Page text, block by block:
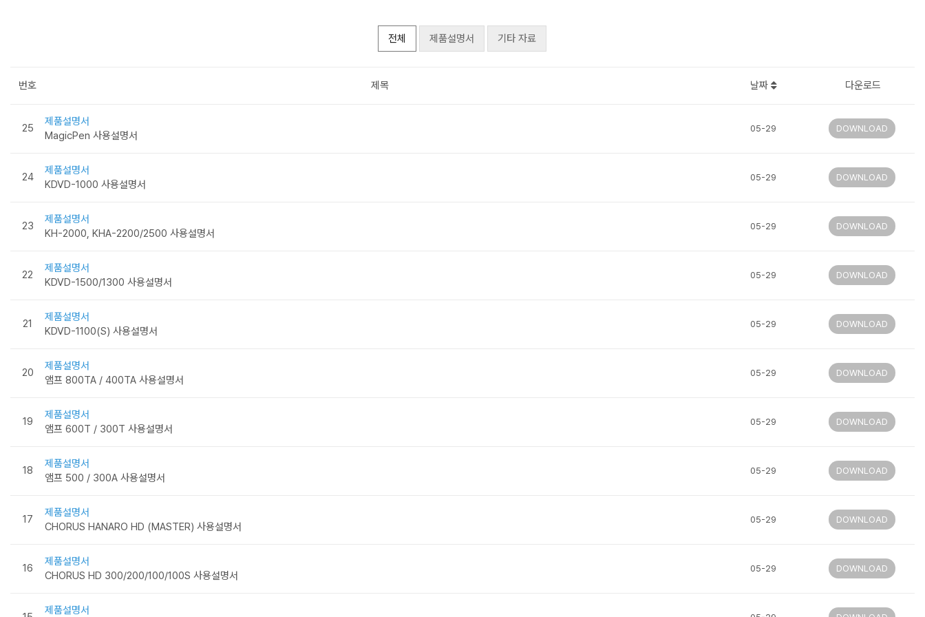
전체 제품설명서 기타 자료
번호 제목 날짜 다운로드
25
제품설명서
MagicPen 사용설명서
05-29 DOWNLOAD
24
제품설명서
KDVD-1000 사용설명서
05-29 DOWNLOAD
23
제품설명서
KH-2000, KHA-2200/2500 사용설명서
05-29 DOWNLOAD
22
제품설명서
KDVD-1500/1300 사용설명서
05-29 DOWNLOAD
21
제품설명서
KDVD-1100(S) 사용설명서
05-29 DOWNLOAD
20
제품설명서
앰프 800TA / 400TA 사용설명서
05-29 DOWNLOAD
19
제품설명서
앰프 600T / 300T 사용설명서
05-29 DOWNLOAD
18
제품설명서
앰프 500 / 300A 사용설명서
05-29 DOWNLOAD
17
제품설명서
CHORUS HANARO HD (MASTER) 사용설명서
05-29 DOWNLOAD
16
제품설명서
CHORUS HD 300/200/100/100S 사용설명서
05-29 DOWNLOAD
제품설명서